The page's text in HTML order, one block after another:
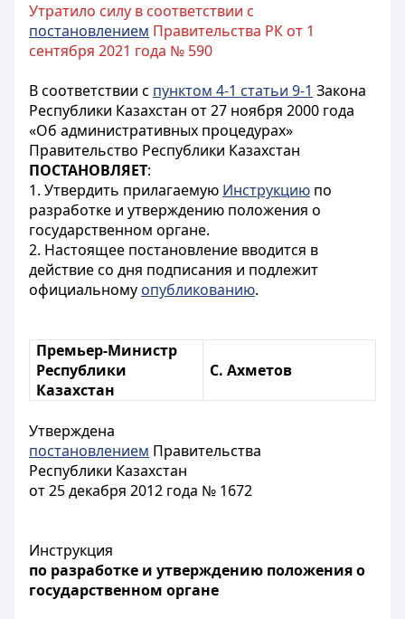
Утратило силу в соответствии с
постановлением Правительства РК от 1
сентября 2021 года № 590
В соответствии с пунктом 4-1 статьи 9-1 Закона
Республики Казахстан от 27 ноября 2000 года
«Об административных процедурах»
Правительство Республики Казахстан
ПОСТАНОВЛЯЕТ:
1. Утвердить прилагаемую Инструкцию по
разработке и утверждению положения о
государственном органе.
2. Настоящее постановление вводится в
действие со дня подписания и подлежит
официальному опубликованию.
Премьер-Министр
Республики
Казахстан
С. Ахметов
Утверждена
постановлением Правительства
Республики Казахстан
от 25 декабря 2012 года № 1672
Инструкция
по разработке и утверждению положения о
государственном органе